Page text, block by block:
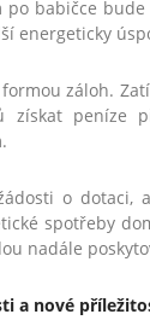
babičce
energeticky
záloh.
peníze
o dotaci,
spotřeby
nadále
a nové